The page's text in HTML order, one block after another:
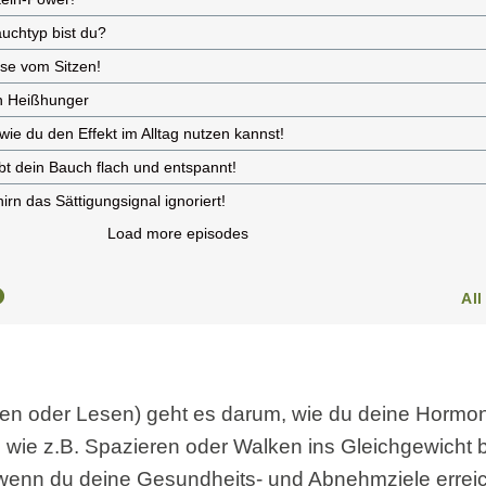
oder Lesen) geht es darum, wie du deine
z.B. Spazieren oder Walken ins Gleichgewicht
du deine Gesundheits- und Abnehmziele